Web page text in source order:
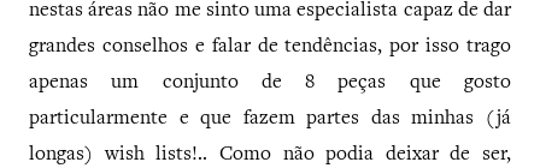
nestas áreas não me sinto uma especialista capaz de dar
grandes conselhos e falar de tendências, por isso trago
apenas um conjunto de 8 peças que gosto
particularmente e que fazem partes das minhas (já
longas) wish lists!.. Como não podia deixar de ser,